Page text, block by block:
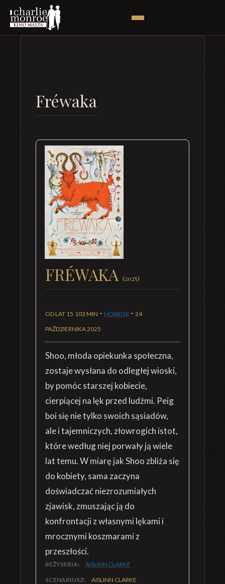
Fréwaka
FRÉWAKA (2025)
OD LAT 15 103 MIN - HORROR - 24
PAŹDZIERNIKA 2025
Shoo, młoda opiekunka społeczna,
zostaje wysłana do odległej wioski,
by pomóc starszej kobiecie,
cierpiącej na lęk przed ludźmi. Peig
boi się nie tylko swoich sąsiadów,
ale i tajemniczych, złowrogich istot,
które według niej porwały ją wiele
lat temu. W miarę jak Shoo zbliża się
do kobiety, sama zaczyna
doświadczać niezrozumiałych
zjawisk, zmuszając ją do
konfrontacji z własnymi lękami i
mrocznymi koszmarami z
przeszłości.
REŻYSERIA: AISLINN CLARKE
SCENARIUSZ: AISLINN CLARKE